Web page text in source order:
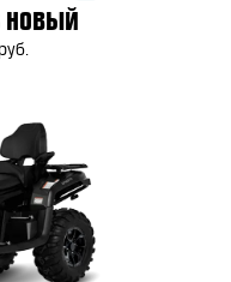
НОВЫЙ